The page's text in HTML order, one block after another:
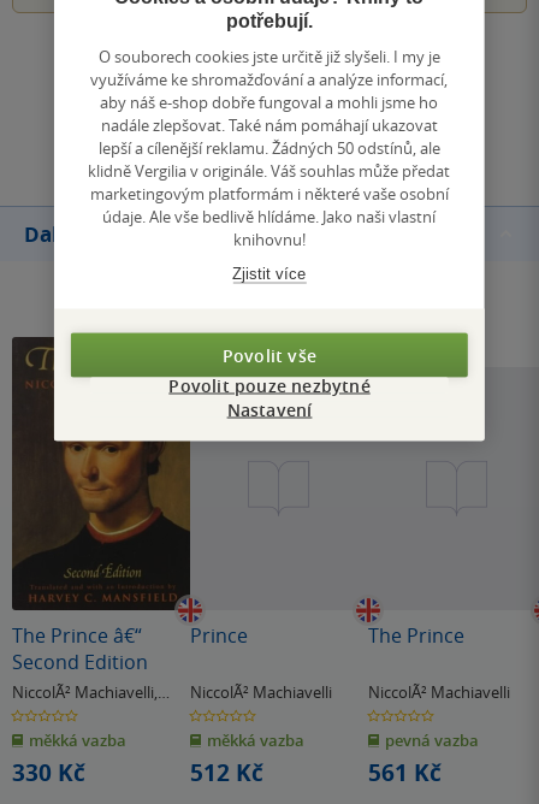
Zobrazit všechna hodnocení
Přidat hodnocení
Další knihy autora
The Prince â€“
Second Edition
NiccolÃ² Machiavelli,
Mansfield Harvey C.
0.0
z
5
hvězdiček
měkká vazba
330 Kč
Prince
NiccolÃ² Machiavelli
0.0
z
5
hvězdiček
měkká vazba
512 Kč
The Prince
NiccolÃ² Machiavelli
0.0
z
5
hvězdiček
pevná vazba
561 Kč
potřebují.
O souborech cookies jste určitě již slyšeli. I my je
využíváme ke shromažďování a analýze informací,
aby náš e-shop dobře fungoval a mohli jsme ho
nadále zlepšovat. Také nám pomáhají ukazovat
lepší a cílenější reklamu. Žádných 50 odstínů, ale
klidně Vergilia v originále. Váš souhlas může předat
marketingovým platformám i některé vaše osobní
údaje. Ale vše bedlivě hlídáme. Jako naši vlastní
knihovnu!
Zjistit více
Povolit vše
Povolit pouze nezbytné
Nastavení